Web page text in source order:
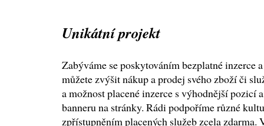
Unikátní projekt
Zabýváme se poskytováním bezplatné inzerce
můžete zvýšit nákup a prodej svého zboží či
a možnost placené inzerce s výhodnější pozicí
banneru na stránky. Rádi podpoříme různé
zpřístupněním placených služeb zcela